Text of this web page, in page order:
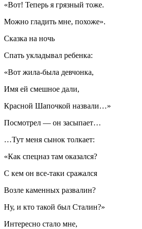
«Вот! Теперь я грязный тоже.
Можно гладить мне, похоже».
Сказка на ночь
Спать укладывал ребенка:
«Вот жила-была девчонка,
Имя ей смешное дали,
Красной Шапочкой назвали…»
Посмотрел — он засыпает…
…Тут меня сынок толкает:
«Как спецназ там оказался?
С кем он все-таки сражался
Возле каменных развалин?
Ну, и кто такой был Сталин?»
Интересно стало мне,